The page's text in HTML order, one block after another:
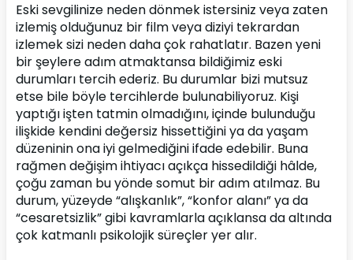
Eski sevgilinize neden dönmek istersiniz veya zaten
izlemiş olduğunuz bir film veya diziyi tekrardan
izlemek sizi neden daha çok rahatlatır. Bazen yeni
bir şeylere adım atmaktansa bildiğimiz eski
durumları tercih ederiz. Bu durumlar bizi mutsuz
etse bile böyle tercihlerde bulunabiliyoruz. Kişi
yaptığı işten tatmin olmadığını, içinde bulunduğu
ilişkide kendini değersiz hissettiğini ya da yaşam
düzeninin ona iyi gelmediğini ifade edebilir. Buna
rağmen değişim ihtiyacı açıkça hissedildiği hâlde,
çoğu zaman bu yönde somut bir adım atılmaz. Bu
durum, yüzeyde “alışkanlık”, “konfor alanı” ya da
“cesaretsizlik” gibi kavramlarla açıklansa da altında
çok katmanlı psikolojik süreçler yer alır.